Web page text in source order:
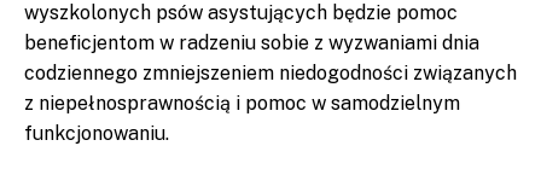
wyszkolonych psów asystujących będzie pomoc
beneficjentom w radzeniu sobie z wyzwaniami dnia
codziennego zmniejszeniem niedogodności związanych
z niepełnosprawnością i pomoc w samodzielnym
funkcjonowaniu.